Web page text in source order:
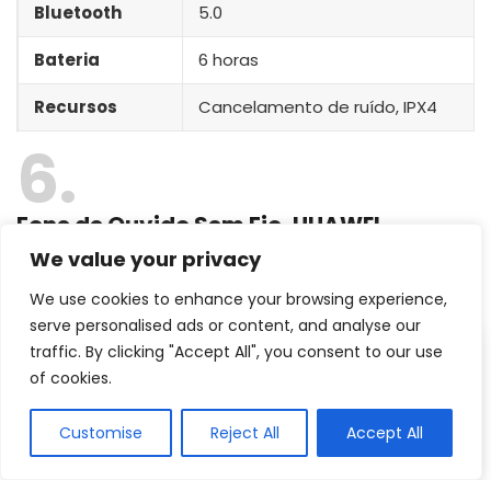
We value your privacy
We use cookies to enhance your browsing experience,
serve personalised ads or content, and analyse our
traffic. By clicking "Accept All", you consent to our use
of cookies.
Customise Reject All Accept All
Bluetooth 5.0
Bateria 6 horas
Recursos Cancelamento de ruído, IPX4
6
Fone de Ouvido Sem Fio, HUAWEI
FreeBuds SE
Fone tws com sensores infravermelho